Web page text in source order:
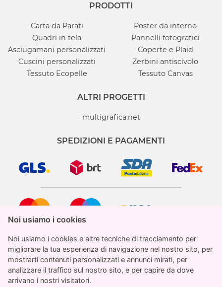
Noi usiamo i cookies
Noi usiamo i cookies e altre tecniche di tracciamento per
migliorare la tua esperienza di navigazione nel nostro sito, per
mostrarti contenuti personalizzati e annunci mirati, per
analizzare il traffico sul nostro sito, e per capire da dove
arrivano i nostri visitatori.
Noi usiamo i cookies
Noi usiamo i cookies e altre tecniche di tracciamento per
migliorare la tua esperienza di navigazione nel nostro sito, per
mostrarti contenuti personalizzati e annunci mirati, per
analizzare il traffico sul nostro sito, e per capire da dove
arrivano i nostri visitatori.
PRODOTTI
Carta da Parati
Poster da interno
Quadri in tela
Pannelli fotografici
Asciugamani personalizzati
Coperte e Plaid
Cuscini personalizzati
Zerbini antiscivolo
Tessuto Ecopelle
Tessuto Canvas
ALTRI PROGETTI
multigrafica.net
SPEDIZIONI E PAGAMENTI
StampaParati.it è un marchio registrato di proprietà